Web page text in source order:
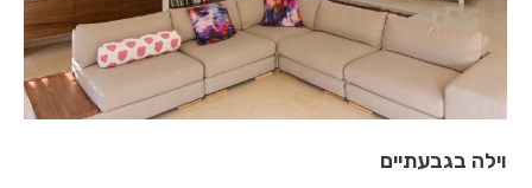
וילה בגבעתיים